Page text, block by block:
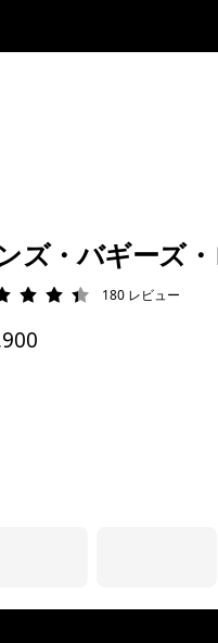
ズ・バギーズ
評価: 4.4 / 5180 レビュー